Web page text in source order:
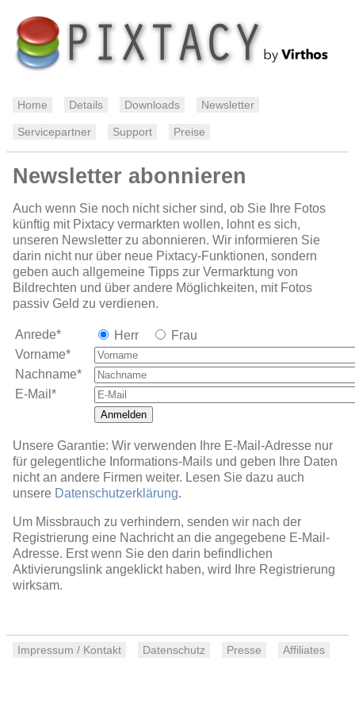
Home Details Downloads Newsletter
Servicepartner Support Preise
Newsletter abonnieren
Auch wenn Sie noch nicht sicher sind, ob Sie Ihre Fotos
künftig mit Pixtacy vermarkten wollen, lohnt es sich,
unseren Newsletter zu abonnieren. Wir informieren Sie
darin nicht nur über neue Pixtacy-Funktionen, sondern
geben auch allgemeine Tipps zur Vermarktung von
Bildrechten und über andere Möglichkeiten, mit Fotos
passiv Geld zu verdienen.
Anrede* Herr
Frau
Vorname*
Nachname*
E-Mail*
Anmelden
Unsere Garantie: Wir verwenden Ihre E-Mail-Adresse nur
für gelegentliche Informations-Mails und geben Ihre Daten
nicht an andere Firmen weiter. Lesen Sie dazu auch
unsere Datenschutzerklärung.
Um Missbrauch zu verhindern, senden wir nach der
Registrierung eine Nachricht an die angegebene E-Mail-
Adresse. Erst wenn Sie den darin befindlichen
Aktivierungslink angeklickt haben, wird Ihre Registrierung
wirksam.
Impressum / Kontakt Datenschutz Presse Affiliates